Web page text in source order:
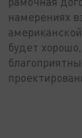
намерениях
будет